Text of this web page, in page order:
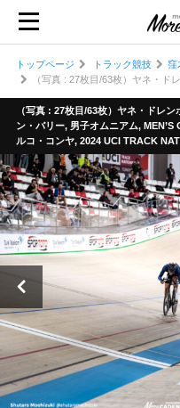
トップページ トラック競技
窪
（写真 : 27枚目/63枚）ヤネ・ド
（写真 : 27枚目/63枚）ヤネ・ドレ
ン・バリー, 男子オムニアム,
ルコ・コンヤ, 2024 UCI TRACK